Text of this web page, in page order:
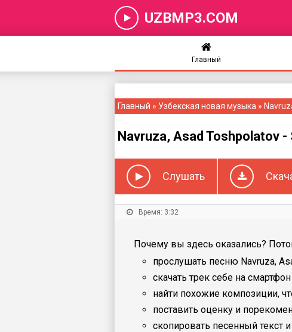
UZBMP3.COM
Главный
Главный » Узбекская новая музыка »
Navruza, Asad Toshpolatov
Слушать
Время: 3:32
Почему вы здесь оказались?
прослушать песню Navruza,
скачать трек себе на
найти похожие композиции,
поставить оценку и
скопировать песенный текст